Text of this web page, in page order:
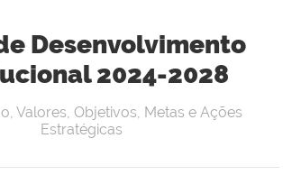
Desenvolvimento
2024-2028
Valores, Objetivos, Metas e Ações
Estratégicas